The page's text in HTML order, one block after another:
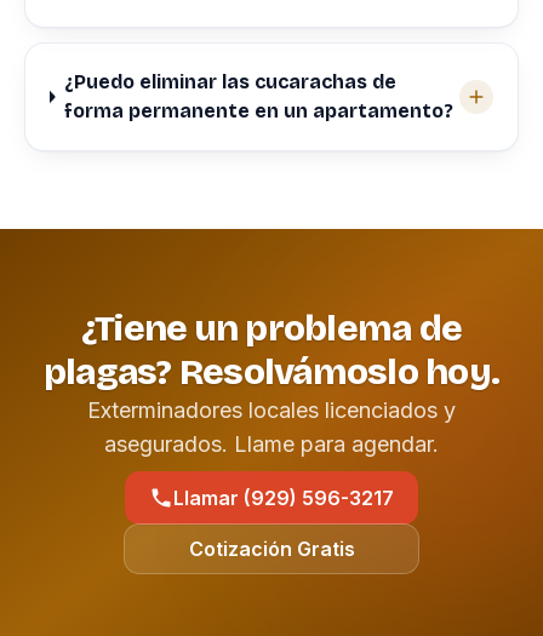
¿Puedo eliminar las cucarachas de
forma permanente en un apartamento?
¿Tiene un problema de
plagas? Resolvámoslo hoy.
Exterminadores locales licenciados y
asegurados. Llame para agendar.
Llamar (929) 596-3217
Cotización Gratis